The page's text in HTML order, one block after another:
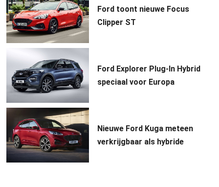
Ford toont nieuwe Focus
Clipper ST
Ford Explorer Plug-In Hybrid
speciaal voor Europa
Nieuwe Ford Kuga meteen
verkrijgbaar als hybride